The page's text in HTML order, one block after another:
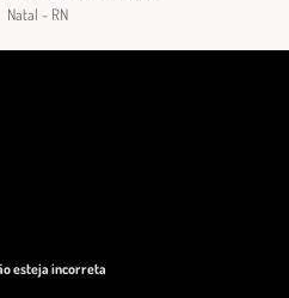
Natal - RN
esteja incorreta